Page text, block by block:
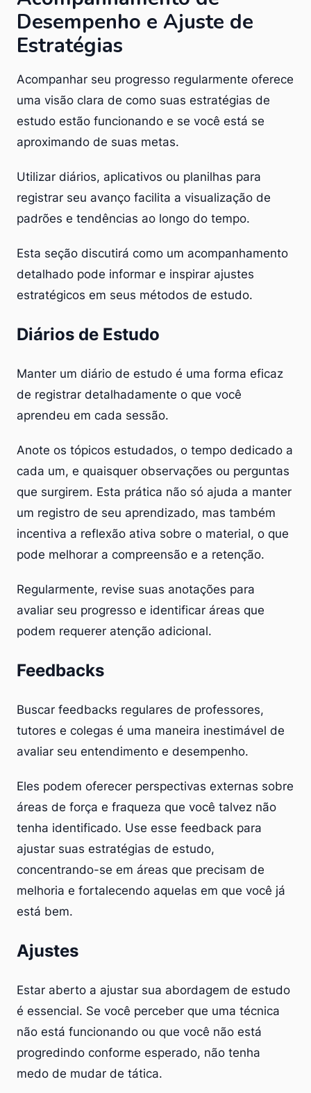
Desempenho e Ajuste de
Estratégias
Acompanhar seu progresso regularmente oferece
uma visão clara de como suas estratégias de
estudo estão funcionando e se você está se
aproximando de suas metas.
Utilizar diários, aplicativos ou planilhas para
registrar seu avanço facilita a visualização de
padrões e tendências ao longo do tempo.
Esta seção discutirá como um acompanhamento
detalhado pode informar e inspirar ajustes
estratégicos em seus métodos de estudo.
Diários de Estudo
Manter um diário de estudo é uma forma eficaz
de registrar detalhadamente o que você
aprendeu em cada sessão.
Anote os tópicos estudados, o tempo dedicado a
cada um, e quaisquer observações ou perguntas
que surgirem. Esta prática não só ajuda a manter
um registro de seu aprendizado, mas também
incentiva a reflexão ativa sobre o material, o que
pode melhorar a compreensão e a retenção.
Regularmente, revise suas anotações para
avaliar seu progresso e identificar áreas que
podem requerer atenção adicional.
Feedbacks
Buscar feedbacks regulares de professores,
tutores e colegas é uma maneira inestimável de
avaliar seu entendimento e desempenho.
Eles podem oferecer perspectivas externas sobre
áreas de força e fraqueza que você talvez não
tenha identificado. Use esse feedback para
ajustar suas estratégias de estudo,
concentrando-se em áreas que precisam de
melhoria e fortalecendo aquelas em que você já
está bem.
Ajustes
Estar aberto a ajustar sua abordagem de estudo
é essencial. Se você perceber que uma técnica
não está funcionando ou que você não está
progredindo conforme esperado, não tenha
medo de mudar de tática.